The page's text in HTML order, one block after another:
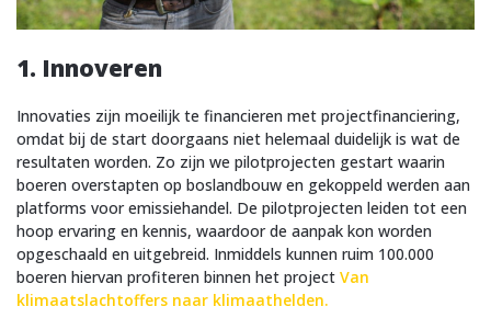
1. Innoveren
Innovaties zijn moeilijk te financieren met projectfinanciering,
omdat bij de start doorgaans niet helemaal duidelijk is wat de
resultaten worden. Zo zijn we pilotprojecten gestart waarin
boeren overstapten op boslandbouw en gekoppeld werden aan
platforms voor emissiehandel. De pilotprojecten leiden tot een
hoop ervaring en kennis, waardoor de aanpak kon worden
opgeschaald en uitgebreid. Inmiddels kunnen ruim 100.000
boeren hiervan profiteren binnen het project Van
klimaatslachtoffers naar klimaathelden.